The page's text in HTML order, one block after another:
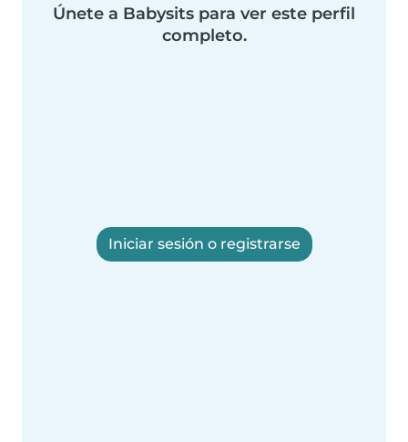
Únete a Babysits para ver este perfil
completo.
Iniciar sesión o registrarse